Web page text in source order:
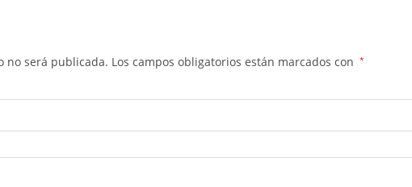
no será publicada. Los campos obligatorios están marcados con *